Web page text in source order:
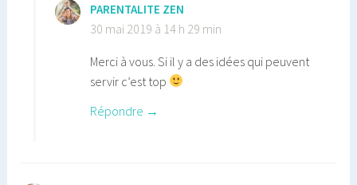
PARENTALITE ZEN
30 mai 2019 à 14 h 29 min
Merci à vous. Si il y a des idées qui peuvent
servir c’est top
Répondre